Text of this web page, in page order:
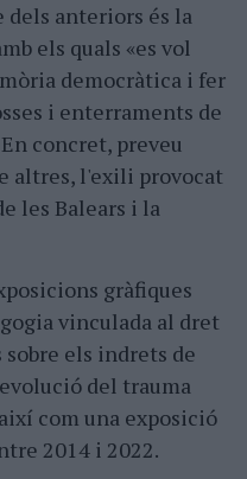
dels anteriors és la
els quals «es vol
democràtica i fer
i enterraments de
concret, preveu
altres, l'exili provocat
les Balears i la
gràfiques
vinculada al dret
els indrets de
del trauma
com una exposició
2014 i 2022.